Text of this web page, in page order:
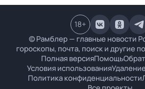
© Рамблер — главные новости
гороскопы, почта, поиск и другие
Полная версияПомощь
Условия использования
Политика конфиденциальности
18+